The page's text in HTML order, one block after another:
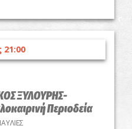
21:00
ΞΥΛΟΥΡΗΣ-
Περιοδεία